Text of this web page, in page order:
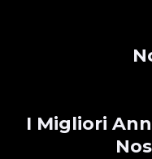
I Migliori